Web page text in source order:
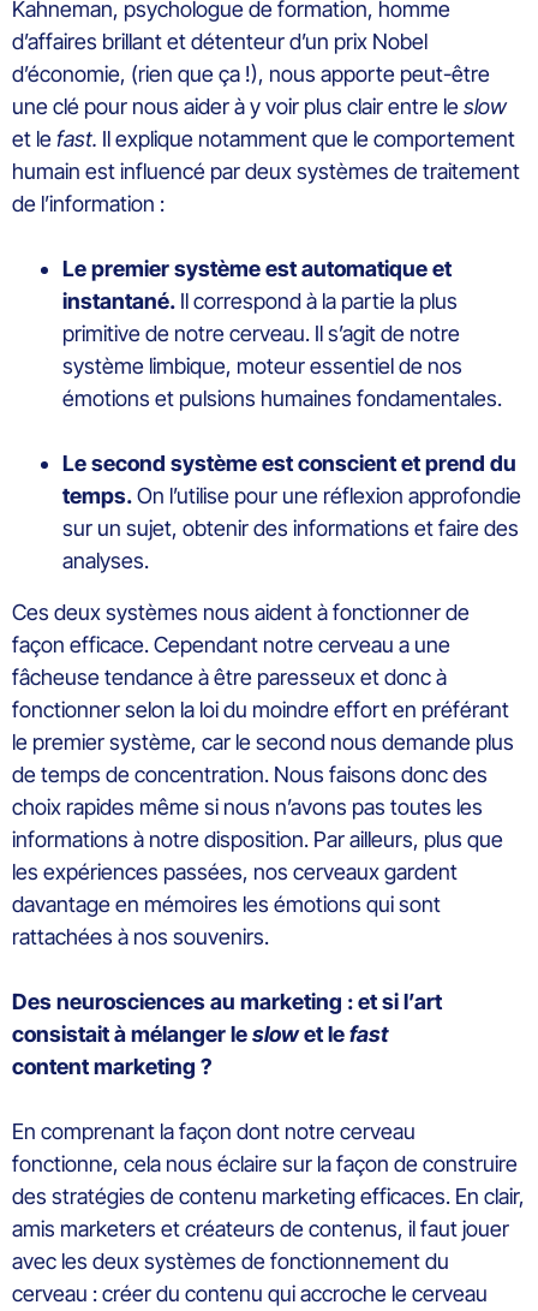
Kahneman, psychologue de formation, homme
d’affaires brillant et détenteur d’un prix Nobel
d’économie, (rien que ça !), nous apporte peut-être
une clé pour nous aider à y voir plus clair entre leslow
et lefast. Il explique notamment que le comportement
humain est influencé par deux systèmes de traitement
de l’information :
Le premier système est automatique et
instantané. Il correspond à la partie la plus
primitive de notre cerveau. Il s’agit de notre
système limbique, moteur essentiel de nos
émotions et pulsions humaines fondamentales.
Le second système est conscient et prend du
temps.On l’utilise pour une réflexion approfondie
sur un sujet, obtenir des informations et faire des
analyses.
Ces deux systèmes nous aident à fonctionner de
façon efficace. Cependant notre cerveau a une
fâcheuse tendance à être paresseux et donc à
fonctionner selon la loi du moindre effort en préférant
le premier système, car le second nous demande plus
de temps de concentration. Nous faisons donc des
choix rapides même si nous n’avons pas toutes les
informations à notre disposition. Par ailleurs, plus que
les expériences passées, nos cerveaux gardent
davantage en mémoires les émotions qui sont
rattachées à nos souvenirs.
Des neurosciences au marketing : et si l’art
consistait à mélanger leslowet lefast
content marketing ?
En comprenant la façon dont notre cerveau
fonctionne, cela nous éclaire sur la façon de construire
des stratégies de contenu marketing efficaces. En clair,
amis marketers et créateurs de contenus, il faut jouer
avec les deux systèmes de fonctionnement du
cerveau : créer du contenu qui accroche le cerveau